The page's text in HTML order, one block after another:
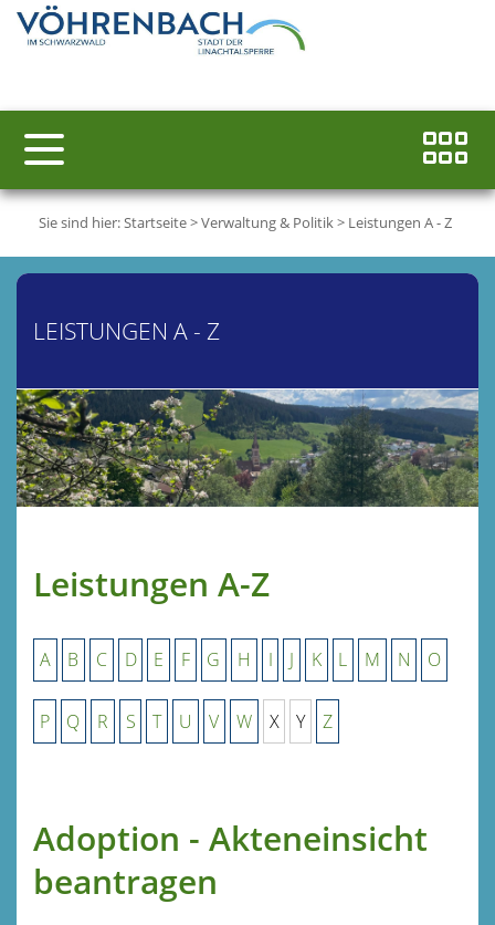
Sie sind hier:Startseite>Verwaltung & Politik> Leistungen A - Z
LEISTUNGEN A - Z
Leistungen A-Z
A B C D E F G H I J K L M N O
P Q R S T U V W X Y Z
Adoption - Akteneinsicht
beantragen